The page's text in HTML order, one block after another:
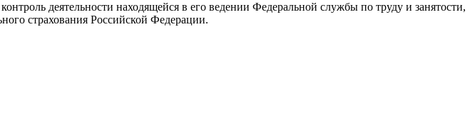
деятельности находящейся в его ведении Федеральной службы по труду и занятости,
страхования Российской Федерации.